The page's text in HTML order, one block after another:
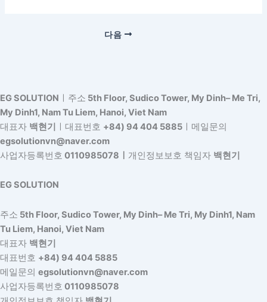
다음
EG SOLUTION ㅣ주소 5th Floor, Sudico Tower, My Dinh– Me Tri,
My Dinh1, Nam Tu Liem, Hanoi, Viet Nam
대표자 백현기 ㅣ대표번호 +84) 94 404 5885 ㅣ메일문의
egsolutionvn@naver.com
사업자등록번호 0110985078ㅣ 개인정보보호 책임자 백현기
EG SOLUTION
주소 5th Floor, Sudico Tower, My Dinh– Me Tri, My Dinh1, Nam
Tu Liem, Hanoi, Viet Nam
대표자 백현기
대표번호 +84) 94 404 5885
메일문의 egsolutionvn@naver.com
사업자등록번호 0110985078